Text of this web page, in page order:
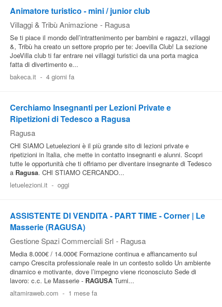
Animatore turistico - mini / junior club
Villaggi & Tribù Animazione - Ragusa
Se ti piace il mondo dell’intrattenimento per bambini e ragazzi, villaggi
&, Tribù ha creato un settore proprio per te: Joevilla Club! La sezione
JoeVilla club ti far entrare nei villaggi turistici da una porta magica
fatta di divertimento e...
bakeca.it - 4 giorni fa
Cerchiamo Insegnanti per Lezioni Private e
Ripetizioni di Tedesco a Ragusa
Ragusa
CHI SIAMO Letuelezioni è il più grande sito di lezioni private e
ripetizioni in Italia, che mette in contatto insegnanti e alunni. Scopri
tutte le opportunità che ti offriamo per diventare insegnante di Tedesco
a Ragusa. CHI STIAMO CERCANDO...
letuelezioni.it - oggi
ASSISTENTE DI VENDITA - PART TIME - Corner | Le
Masserie (RAGUSA)
Gestione Spazi Commerciali Srl - Ragusa
Media 8.000€ / 14.000€ Formazione continua e affiancamento sul
campo Crescita professionale reale in un contesto solido Un ambiente
dinamico e motivante, dove l’impegno viene riconosciuto Sede di
lavoro: c.c. Le Masserie - RAGUSA Turni...
altamiraweb.com - 1 mese fa